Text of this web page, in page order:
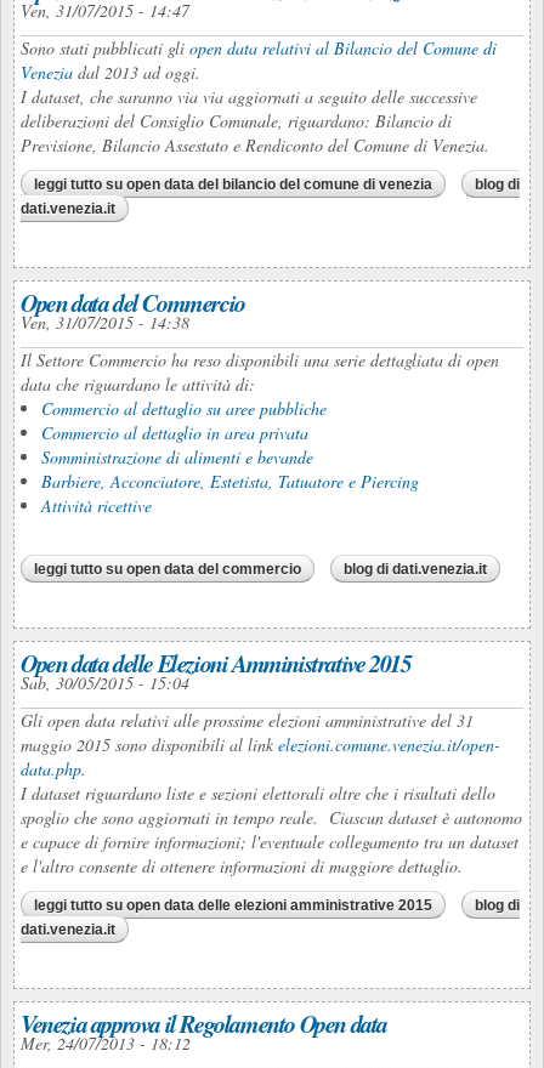
Ven, 31/07/2015 - 14:47
Sono stati pubblicati gli open data relativi al Bilancio del Comune di
Venezia dal 2013 ad oggi.
I dataset, che saranno via via aggiornati a seguito delle successive
deliberazioni del Consiglio Comunale, riguardano: Bilancio di
Previsione, Bilancio Assestato e Rendiconto del Comune di Venezia.
leggi tutto su open data del bilancio del comune di venezia
blog di
dati.venezia.it
Open data del Commercio
Ven, 31/07/2015 - 14:38
Il Settore Commercio ha reso disponibili una serie dettagliata di open
data che riguardano le attività di:
Commercio al dettaglio su aree pubbliche
Commercio al dettaglio in area privata
Somministrazione di alimenti e bevande
Barbiere, Acconciatore, Estetista, Tatuatore e Piercing
Attività ricettive
leggi tutto su open data del commercio blog di dati.venezia.it
Open data delle Elezioni Amministrative 2015
Sab, 30/05/2015 - 15:04
Gli open data relativi alle prossime elezioni amministrative del 31
maggio 2015 sono disponibili al link elezioni.comune.venezia.it/open-
data.php.
I dataset riguardano liste e sezioni elettorali oltre che i risultati dello
spoglio che sono aggiornati in tempo reale. Ciascun dataset è autonomo
e capace di fornire informazioni; l'eventuale collegamento tra un dataset
e l'altro consente di ottenere informazioni di maggiore dettaglio.
leggi tutto su open data delle elezioni amministrative 2015
blog di
dati.venezia.it
Venezia approva il Regolamento Open data
Mer, 24/07/2013 - 18:12